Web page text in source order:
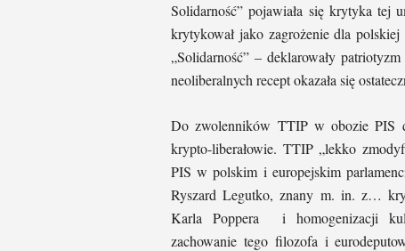
Solidarność” pojawiała się krytyka tej
krytykował jako zagrożenie dla
„Solidarność” – deklarowały
neoliberalnych recept okazała się
Do zwolenników TTIP w obozie PIS
krypto-liberałowie. TTIP „lekko
PIS w polskim i europejskim
Ryszard Legutko, znany m. in. z…
Karla Poppera i homogenizacji
zachowanie tego filozofa i